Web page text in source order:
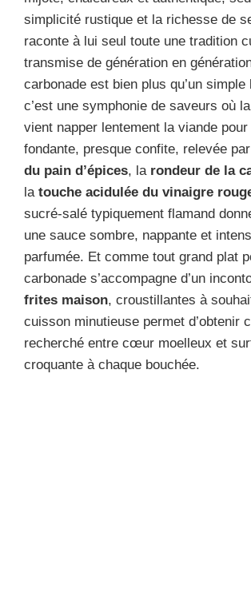
simplicité rustique et la richesse de
raconte à lui seul toute une tradition
transmise de génération en
carbonade est bien plus qu’un
c’est une symphonie de saveurs où la
vient napper lentement la viande
fondante, presque confite, relevée
du pain d’épices, la rondeur de la
la touche acidulée du vinaigre
sucré-salé typiquement flamand
une sauce sombre, nappante et
parfumée. Et comme tout grand plat
carbonade s’accompagne d’un
frites maison, croustillantes à
cuisson minutieuse permet d’obtenir
recherché entre cœur moelleux et
croquante à chaque bouchée.